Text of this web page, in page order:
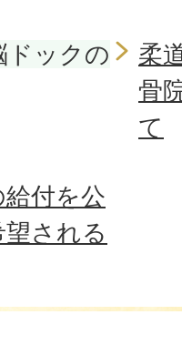
ドックの
柔
骨
て
給付を公
される